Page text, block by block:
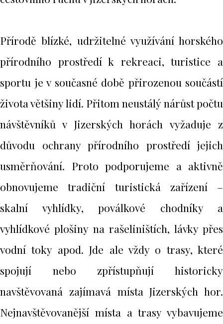
Přírodě blízké, udržitelné využívání horského
přírodního prostředí k rekreaci, turistice a
sportu je v současné době přirozenou součástí
života většiny lidí. Přitom neustálý nárůst počtu
návštěvníků v Jizerských horách vyžaduje z
důvodu ochrany přírodního prostředí jejich
usměrňování. Proto podporujeme a aktivně
obnovujeme tradiční turistická zařízení –
skalní vyhlídky, poválkové chodníky a
vyhlídkové plošiny na rašeliništích, lávky přes
vodní toky apod. Jde ale vždy o trasy, které
spojují nebo zpřístupňují historicky
navštěvovaná zajímavá místa Jizerských hor.
Nejnavštěvovanější místa a trasy vybavujeme